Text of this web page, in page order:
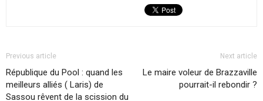
Previous article
République du Pool : quand les
meilleurs alliés ( Laris) de
Sassou rêvent de la scission du
Next article
Le maire voleur de Brazzaville
pourrait-il rebondir ?